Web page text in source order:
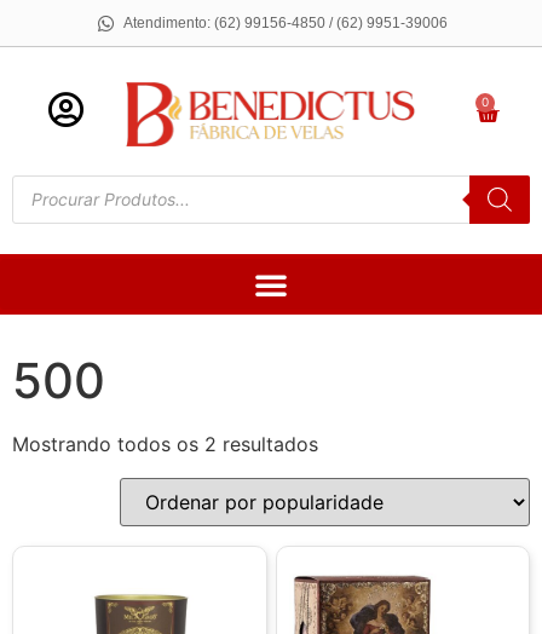
Atendimento: (62) 99156-4850 / (62) 9951-39006
0
500
Mostrando todos os 2 resultados